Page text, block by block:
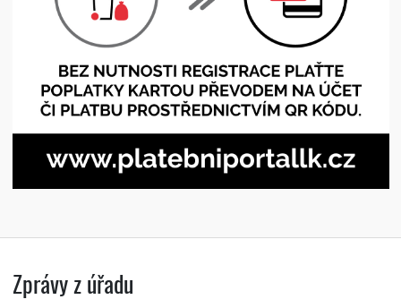
Zprávy z úřadu